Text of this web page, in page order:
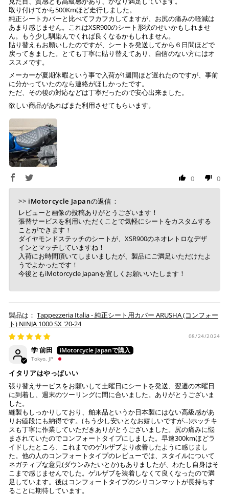
取り付けてから500Kmほど走行しました。
純正シートカバーと比べてフカフカしてますが、お尻の痛みの軽減は
あまり感じません。これはXSR900のシート形状のせいかもしれませ
ん。もう少し馴染んでくれば良くなるかもしれません。
貼り替えもお願いしたのですが、シートを発送してから６日間ほどで
戻ってきました。とても丁寧に貼り替えてあり、自信のない方にはオ
ススメです。
メーカーが夏期休暇という事で入荷が1週間ほど遅れたのですが、事前
に分かっていたのなら連絡がほしかったです。
ただ、その後の対応などは丁寧だったので安心出来ました。
欲しい商品があればまた利用させてもらいます。
0 0
>> iMotorcycle Japanの返信：
レビューと画像の投稿ありがとうございます！
張替サービスを利用いただくことで気軽にシートをカスタムする
ことができます！
ダイヤモンドステッチのシートが、XSR900のネオレトロなデザ
インとマッチしていますね！
入荷にお時間頂いてしまいましたが、製品にご満足いただけたよ
うでよかったです！
今後ともiMotorcycle Japanを宜しくお願いいたします！
Tappezzeria Italia - 純正シート用カバー ARUSHA (コンフォー
ト) NINJA 1000 SX '20-24
08/24/2024
学 前田
Tokyo, JP
イタリアはやっぱいい
張り替えサービスをお願いして土曜日にシートを発送、翌週の木曜日
に到着し、週末のツーリングに間に合いました。ありがとうございま
した。
縫製もしっかりしており、舶来品というか日本製にはない高級感があ
りお値段にも納得です。(もう少し安いとなお嬉しいですが…)ホッチキ
スも丁寧に作業していただきありがとうございました。尻の痛みに悩
まされていたのでコンフォートタイプにしました。早速300kmほどラ
イドしたところ、これまでのゲルザブより改善したように感じまし
た。他の人のコンフォートタイプのレビューでは、スタイルについて
ネガティブな意見(ダウンみたいとか)もありましたが、わたし自身はそ
こまで感じませんでした。ゲルザブを装着しなくて良くなったので満
足しています。後はコンフォートタイプのシリコンマットが長持ちす
ることに期待しています。